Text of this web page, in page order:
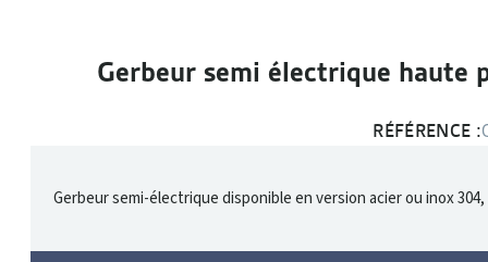
Gerbeur semi électrique haute
RÉFÉRENCE :
Gerbeur semi-électrique disponible en version acier ou inox